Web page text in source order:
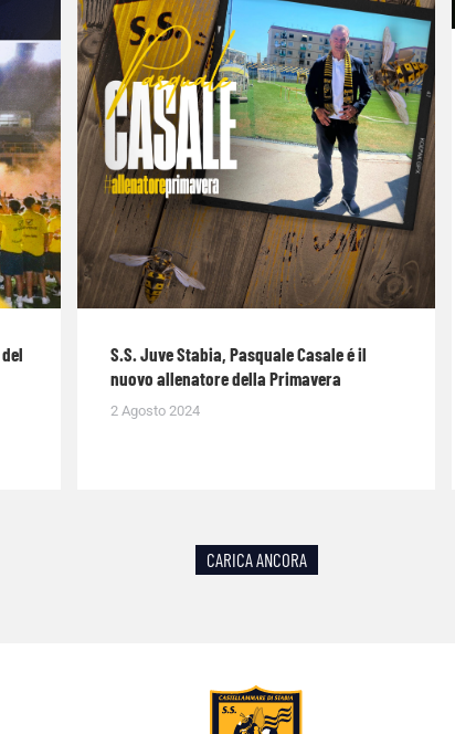
S.S. Juve Stabia, Pasquale Casale é il
nuovo allenatore della Primavera
2 Agosto 2024
CARICA ANCORA